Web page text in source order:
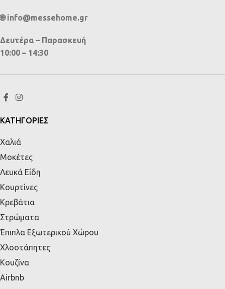
🌐 info@messehome.gr
Δευτέρα – Παρασκευή
10:00 – 14:30
ΚΑΤΗΓΟΡΙΕΣ
Χαλιά
Μοκέτες
Λευκά Είδη
Κουρτίνες
Κρεβάτια
Στρώματα
Έπιπλα Εξωτερικού Χώρου
Χλοοτάπητες
Κουζίνα
Airbnb